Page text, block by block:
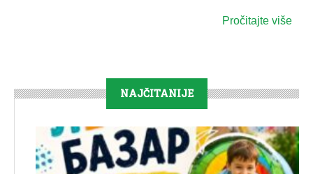
Pročitajte više
NAJČITANIJE